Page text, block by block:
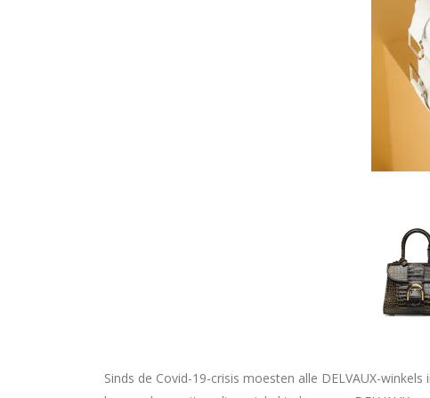
Sinds de Covid-19-crisis moesten alle DELVAUX-